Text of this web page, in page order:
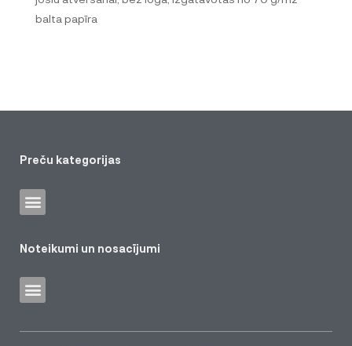
balta papīra
Preču kategorijas
Noteikumi un nosacījumi